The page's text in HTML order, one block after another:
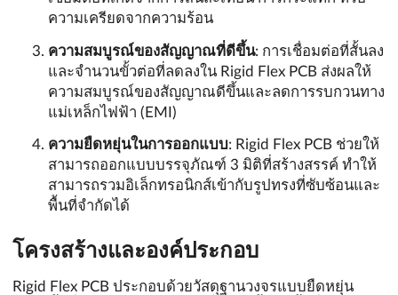
ความเครียดจากความร้อน
ความสมบูรณ์ของสัญญาณที่ดีขึ้น: การเชื่อมต่อที่สั้นลง
และจำนวนขั้วต่อที่ลดลงใน Rigid Flex PCB ส่งผลให้
ความสมบูรณ์ของสัญญาณดีขึ้นและลดการรบกวนทาง
แม่เหล็กไฟฟ้า (EMI)
ความยืดหยุ่นในการออกแบบ: Rigid Flex PCB ช่วยให้
สามารถออกแบบบรรจุภัณฑ์ 3 มิติที่สร้างสรรค์ ทำให้
สามารถรวมอิเล็กทรอนิกส์เข้ากับรูปทรงที่ซับซ้อนและ
พื้นที่จำกัดได้
โครงสร้างและองค์ประกอบ
Rigid Flex PCB ประกอบด้วยวัสดุฐานวงจรแบบยืดหยุ่น